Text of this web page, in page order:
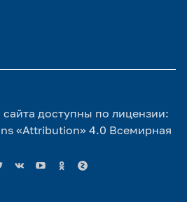
доступны по лицензии:
«Attribution» 4.0 Всемирная